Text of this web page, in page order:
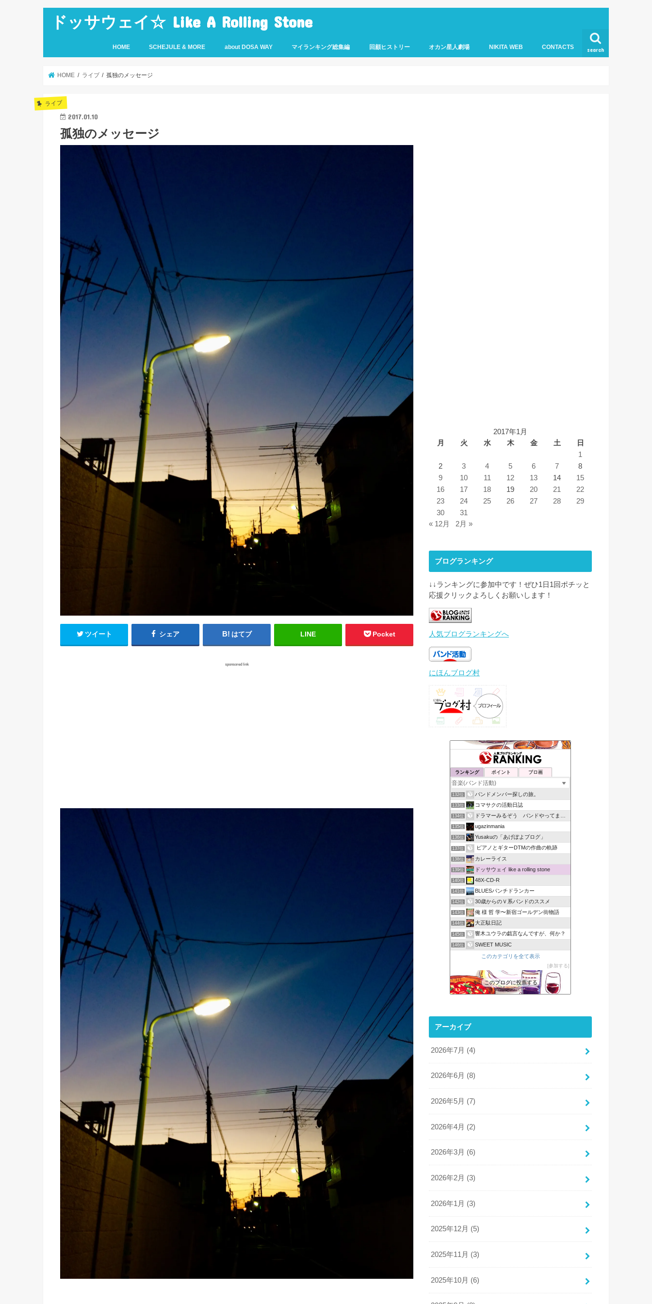
ドッサウェイ☆ Like A Rolling Stone
search
HOME SCHEJULE & MORE about DOSA WAY マイランキング総集編 回顧ヒストリー オカン星人劇場 NIKITA WEB CONTACTS
HOME ライブ 孤独のメッセージ
ライブ
2017.01.10
孤独のメッセージ
ツイート シェア はてブ LINE Pocket
sponsored link
2017年1月
月
火 水 木 金 土
日
1
2
3 4 5 6 7
8
9
10 11 12 13 14
15
16
17 18 19 20 21
22
23
24 25 26 27 28
29
30
31
« 12月
2月 »
ブログランキング
↓↓ランキングに参加中です！ぜひ1日1回ポチッと
応援クリックよろしくお願いします！
人気ブログランキングへ
にほんブログ村
ランキング ポイント ブロ画
132位 バンドメンバー探しの旅。
133位 コマサクの活動日誌
134位 ドラマーみるぞう バンドやってまするぅ
135位 ugazinmania
136位 Yusakuの「あげぽよブログ」
137位 ピアノとギターDTMの作曲の軌跡
138位 カレーライス
139位 ドッサウェイ like a rolling stone
140位 48X-CD-R
141位 BLUESパンチドランカー
142位 30歳からのＶ系バンドのススメ
143位 俺 様 哲 学〜新宿ゴールデン街物語
144位 大正駄日記
145位 響木ユウラの戯言なんですが、何か？
146位 SWEET MUSIC
このカテゴリを全て表示
参加する
このブログに投票する
アーカイブ
2026年7月 (4)
2026年6月 (8)
2026年5月 (7)
2026年4月 (2)
2026年3月 (6)
2026年2月 (3)
2026年1月 (3)
2025年12月 (5)
2025年11月 (3)
2025年10月 (6)